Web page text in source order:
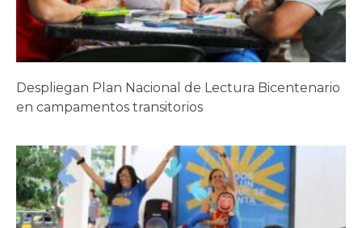
Despliegan Plan Nacional de Lectura Bicentenario
en campamentos transitorios